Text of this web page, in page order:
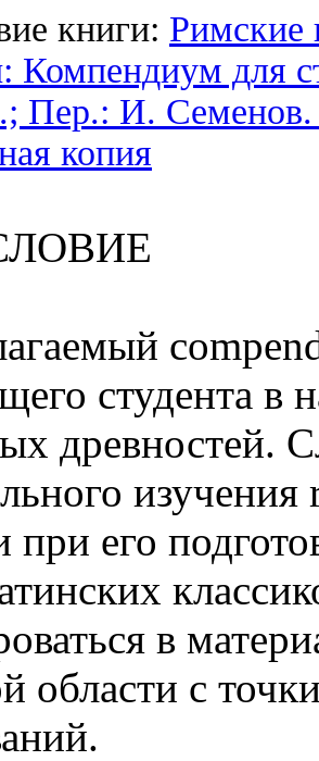
книги: Римские
Компендиум для
Пер.: И. Семенов.
копия
студента в
древностей.
при его
в
области с